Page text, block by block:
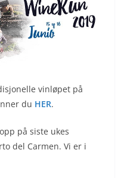
vinløpet på
du HER.
på siste ukes
del Carmen. Vi er i